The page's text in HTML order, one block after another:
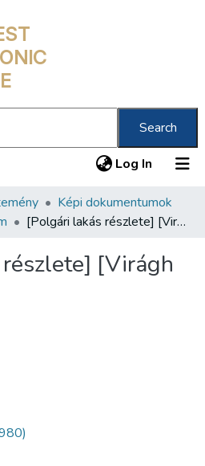
Search
Log In (current)
Képi dokumentumok
[Polgári lakás részlete] [Virágh lakás] /
[Virágh